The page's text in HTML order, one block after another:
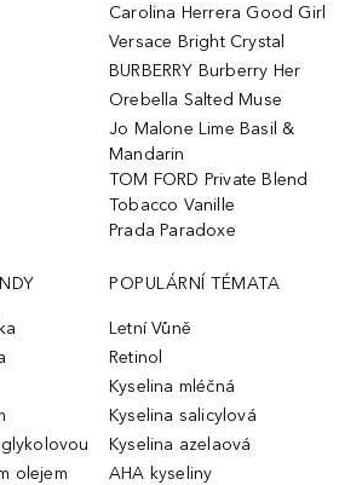
Carolina Herrera Good Girl
Versace Bright Crystal
BURBERRY Burberry Her
Orebella Salted Muse
Jo Malone Lime Basil &
Mandarin
TOM FORD Private Blend
Tobacco Vanille
Prada Paradoxe
olejem
POPULÁRNÍ TÉMATA
Letní Vůně
Retinol
Kyselina mléčná
Kyselina salicylová
Kyselina azelaová
AHA kyseliny